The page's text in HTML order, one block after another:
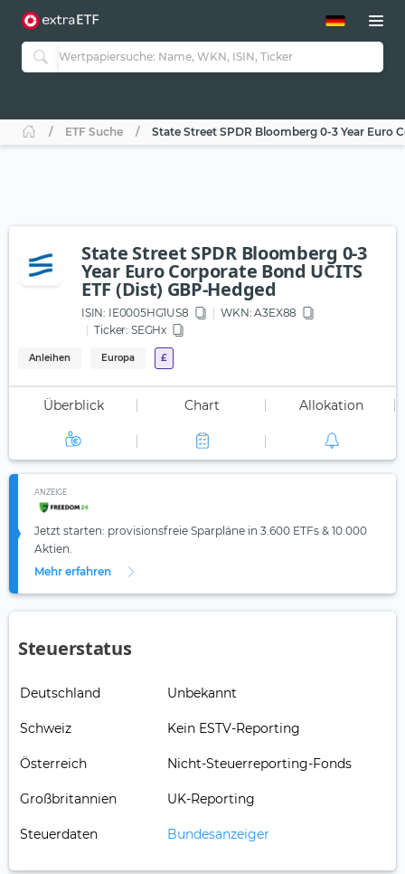
ETF-Guide 2.0
Guide Aktive ETFs
ETF-Sparpläne
ETF Suche State Street SPDR Bloomberg 0-3 Year Euro
State Street SPDR Bloomberg 0-3
Year Euro Corporate Bond UCITS
ETF (Dist) GBP-Hedged
ISIN: IE0005HG1US8 WKN: A3EX88
Ticker: SEGHx
Anleihen Europa £
Überblick Chart Allokation
ANZEIGE
Jetzt starten: provisionsfreie Sparpläne in 3.600 ETFs & 10.000
Aktien.
Mehr erfahren
Steuerstatus
Deutschland Unbekannt
Schweiz Kein ESTV-Reporting
Österreich Nicht-Steuerreporting-Fonds
Großbritannien UK-Reporting
Steuerdaten Bundesanzeiger